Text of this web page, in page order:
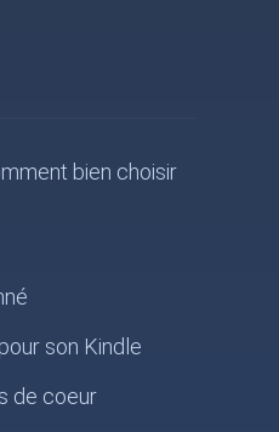
bien choisir
son Kindle
de coeur